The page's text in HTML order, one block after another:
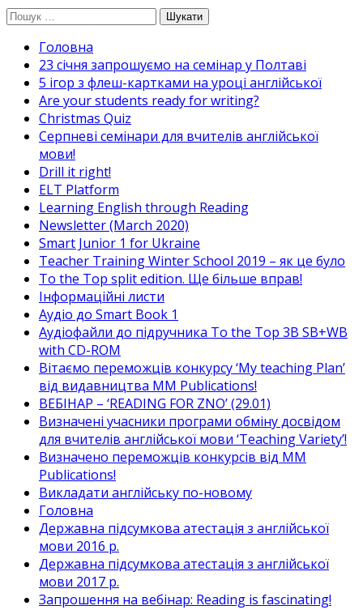
Перейти
вмісту
Пошук:
Головна
23 січня запрошуємо на семінар у Полтаві
5 ігор з флеш-картками на уроці англійської
Are your students ready for writing?
Christmas Quiz
Cерпневі семінари для вчителів англійської
мови!
Drill it right!
ELT Platform
Learning English through Reading
Newsletter (March 2020)
Smart Junior 1 for Ukraine
Teacher Training Winter School 2019 – як це було
To the Top split edition. Ще більше вправ!
Інформаційні листи
Аудіо до Smart Book 1
Аудіофайли до підручника To the Top 3B SB+WB
with CD-ROM
Вітаємо переможців конкурсу ‘My teaching Plan’
від видавництва MM Publications!
ВЕБІНАР – ‘READING FOR ZNO’ (29.01)
Визначені учасники програми обміну досвідом
для вчителів англійської мови ‘Teaching Variety’!
Визначено переможців конкурсів від MM
Publications!
Викладати англійську по-новому
Головна
Державна підсумкова атестація з англійської
мови 2016 р.
Державна підсумкова атестація з англійської
мови 2017 р.
Запрошення на вебінар: Reading is fascinating!